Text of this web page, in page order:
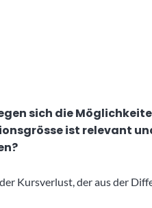
sich die
ist relevant
Kursverlust, der aus der